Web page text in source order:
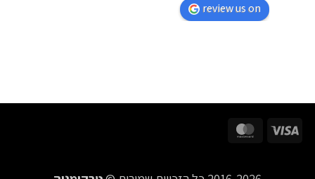
review us on
Visa